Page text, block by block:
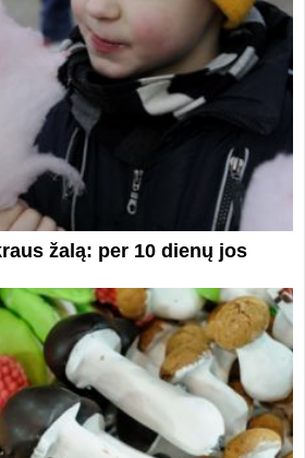
žalą: per 10 dienų jos